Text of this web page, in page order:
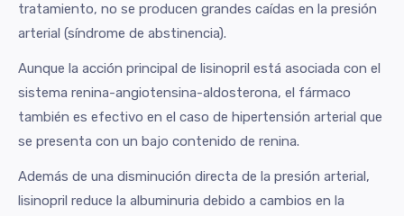
tratamiento, no se producen grandes caídas en la presión
arterial (síndrome de abstinencia).
Aunque la acción principal de lisinopril está asociada con el
sistema renina-angiotensina-aldosterona, el fármaco
también es efectivo en el caso de hipertensión arterial que
se presenta con un bajo contenido de renina.
Además de una disminución directa de la presión arterial,
lisinopril reduce la albuminuria debido a cambios en la